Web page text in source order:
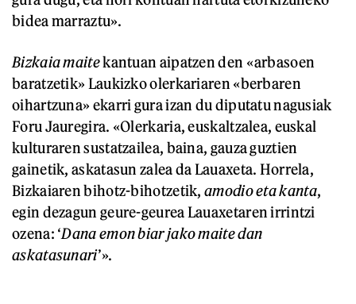
bidea marraztu».
Bizkaia maitekantuan aipatzen den «arbasoen
baratzetik» Laukizko olerkariaren «berbaren
oihartzuna» ekarri gura izan du diputatu nagusiak
Foru Jauregira. «Olerkaria, euskaltzalea, euskal
kulturaren sustatzailea, baina, gauza guztien
gainetik, askatasun zalea da Lauaxeta. Horrela,
Bizkaiaren bihotz-bihotzetik,amodio eta kanta,
egin dezagun geure-geurea Lauaxetaren irrintzi
ozena: ‘Dana emon biar jako maite dan
askatasunari’».